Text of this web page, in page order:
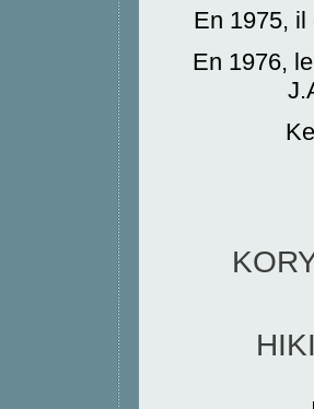
En 1975, il
En 1976,